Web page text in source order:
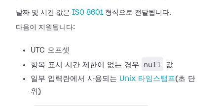
날짜 및 시간 값은 ISO 8601 형식으로 전달됩니다.
다음이 지원됩니다:
UTC 오프셋
항목 표시 시간 제한이 없는 경우
null
값
일부 입력란에서 사용되는 Unix 타임스탬프(초 단
위)